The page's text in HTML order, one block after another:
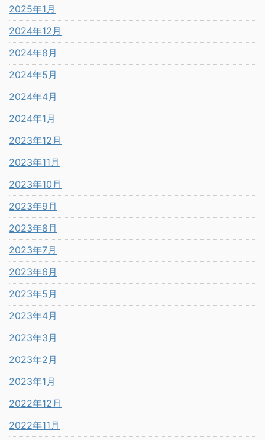
2025年1月
2024年12月
2024年8月
2024年5月
2024年4月
2024年1月
2023年12月
2023年11月
2023年10月
2023年9月
2023年8月
2023年7月
2023年6月
2023年5月
2023年4月
2023年3月
2023年2月
2023年1月
2022年12月
2022年11月